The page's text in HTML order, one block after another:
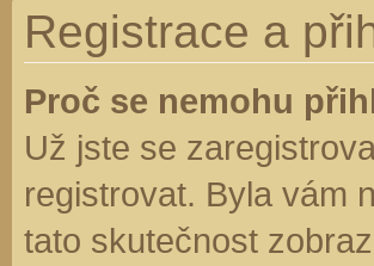
Registrace a
Proč se nemohu
Už jste se
registrovat. Byla vám
tato skutečnost